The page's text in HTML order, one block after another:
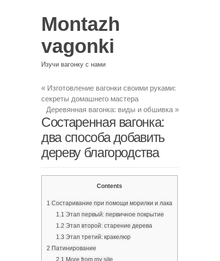
Montazh
vagonki
Изучи вагонку с нами
« Изготовление вагонки своими руками:
секреты домашнего мастера
Деревянная вагонка: виды и обшивка »
Состаренная вагонка:
два способа добавить
дереву благородства
Contents
1 Состаривание при помощи морилки и лака
1.1 Этап первый: первичное покрытие
1.2 Этап второй: старение дерева
1.3 Этап третий: кракелюр
2 Патинирование